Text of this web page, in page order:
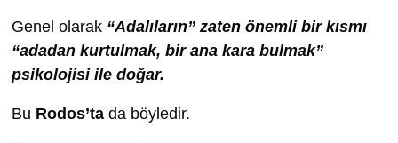
Genel olarak “Adalıların” zaten önemli bir kısmı
“adadan kurtulmak, bir ana kara bulmak”
psikolojisi ile doğar.
Bu Rodos’ta da böyledir.